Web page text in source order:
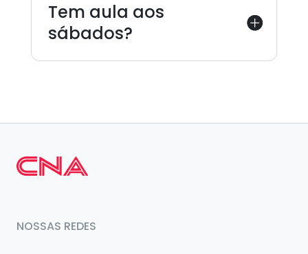
Tem aula aos
sábados?
NOSSAS REDES